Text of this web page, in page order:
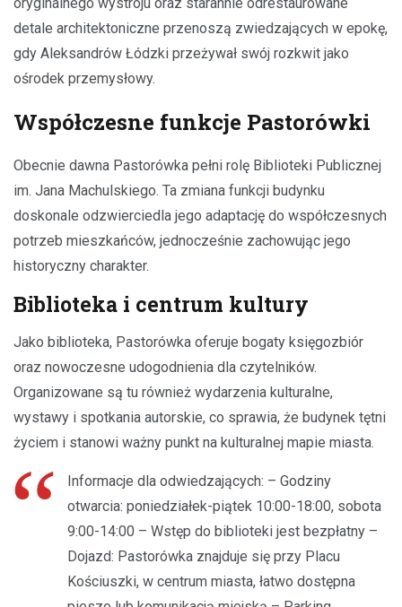
detale architektoniczne przenoszą zwiedzających w epokę,
gdy Aleksandrów Łódzki przeżywał swój rozkwit jako
ośrodek przemysłowy.
Współczesne funkcje Pastorówki
Obecnie dawna Pastorówka pełni rolę Biblioteki Publicznej
im. Jana Machulskiego. Ta zmiana funkcji budynku
doskonale odzwierciedla jego adaptację do współczesnych
potrzeb mieszkańców, jednocześnie zachowując jego
historyczny charakter.
Biblioteka i centrum kultury
Jako biblioteka, Pastorówka oferuje bogaty księgozbiór
oraz nowoczesne udogodnienia dla czytelników.
Organizowane są tu również wydarzenia kulturalne,
wystawy i spotkania autorskie, co sprawia, że budynek tętni
życiem i stanowi ważny punkt na kulturalnej mapie miasta.
Informacje dla odwiedzających: – Godziny
otwarcia: poniedziałek-piątek 10:00-18:00, sobota
9:00-14:00 – Wstęp do biblioteki jest bezpłatny –
Dojazd: Pastorówka znajduje się przy Placu
Kościuszki, w centrum miasta, łatwo dostępna